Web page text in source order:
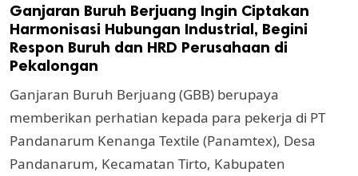
Ganjaran Buruh Berjuang Ingin Ciptakan
Harmonisasi Hubungan Industrial, Begini
Respon Buruh dan HRD Perusahaan di
Pekalongan
Ganjaran Buruh Berjuang (GBB) berupaya
memberikan perhatian kepada para pekerja di PT
Pandanarum Kenanga Textile (Panamtex), Desa
Pandanarum, Kecamatan Tirto, Kabupaten